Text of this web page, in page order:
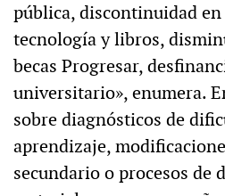
pública, discontinuidad
tecnología y libros,
becas Progresar,
universitario», enumera.
sobre diagnósticos de
aprendizaje,
secundario o procesos de